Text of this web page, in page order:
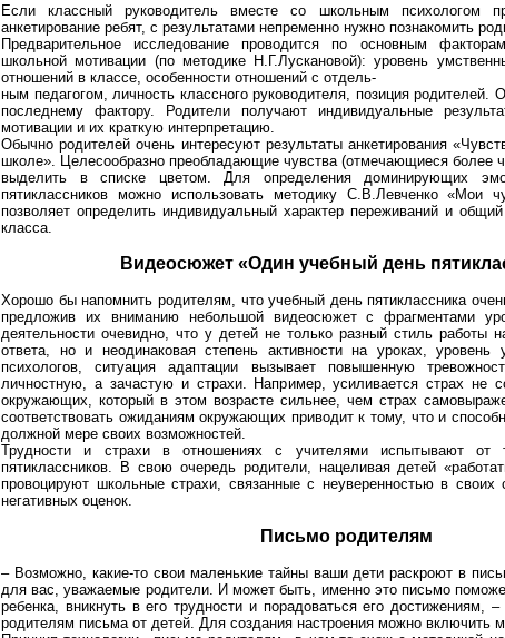
Если классный руководитель вместе со школьным психологом
анкетирование ребят, с результатами непременно нужно познакомить
Предварительное исследование проводится по основным
школьной мотивации (по методике Н.Г.Лускановой): уровень
отношений в классе, особенности отношений с отдель-
ным педагогом, личность классного руководителя, позиция родителей.
последнему фактору. Родители получают индивидуальные
мотивации и их краткую интерпретацию.
Обычно родителей очень интересуют результаты анкетирования
школе». Целесообразно преобладающие чувства (отмечающиеся более
выделить в списке цветом. Для определения доминирующих
пятиклассников можно использовать методику С.В.Левченко «Мои
позволяет определить индивидуальный характер переживаний и
класса.
Видеосюжет «Один учебный день
Хорошо бы напомнить родителям, что учебный день пятиклассника
предложив их вниманию небольшой видеосюжет с фрагментами
деятельности очевидно, что у детей не только разный стиль работы
ответа, но и неодинаковая степень активности на уроках,
психологов, ситуация адаптации вызывает повышенную
личностную, а зачастую и страхи. Например, усиливается страх не
окружающих, который в этом возрасте сильнее, чем страх
соответствовать ожиданиям окружающих приводит к тому, что и
должной мере своих возможностей.
Трудности и страхи в отношениях с учителями испытывают от
пятиклассников. В свою очередь родители, нацеливая детей
провоцируют школьные страхи, связанные с неуверенностью в своих
негативных оценок.
Письмо родителям
– Возможно, какие-то свои маленькие тайны ваши дети раскроют в
для вас, уважаемые родители. И может быть, именно это письмо
ребенка, вникнуть в его трудности и порадоваться его достижениям, –
родителям письма от детей. Для создания настроения можно включить